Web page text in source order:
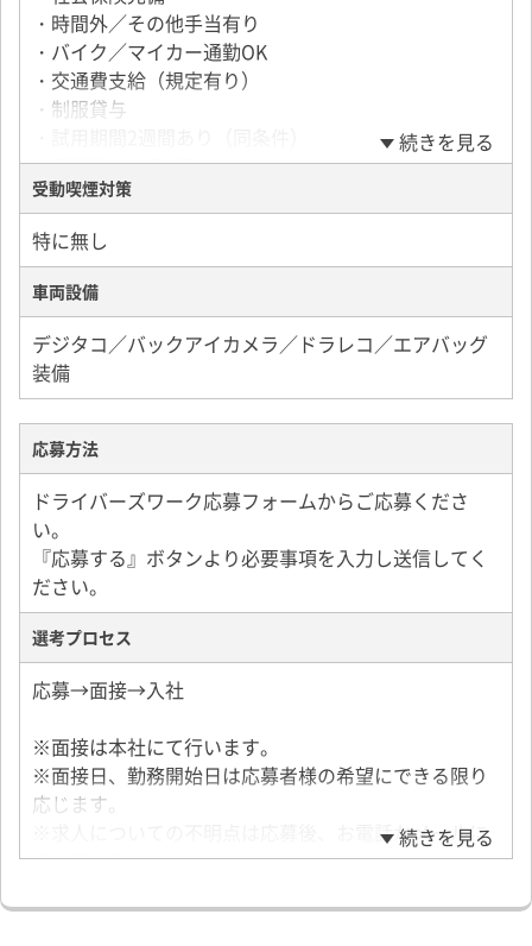
談ください。
・時間外／その他手当有り
・バイク／マイカー通勤OK
・交通費支給（規定有り）
・制服貸与
・職能手当（年4回）
・資格取得支援制度有
・契約社員・社員登用制度あり（能力・実績に応じ
る）
まずはアルバイトから始め、契約社員、正社員にな
る事も可能です。
・健康診断の一部または全額の会社補助あり
※独り立ちするまでしっかりサポート
★服装／髪型自由！会社規定なし
※一部荷主様の規定あり。
続きを見る
受動喫煙対策
特に無し
車両設備
デジタコ／バックアイカメラ／ドラレコ／エアバッグ
装備
応募方法
ドライバーズワーク応募フォームからご応募くださ
い。
『応募する』ボタンより必要事項を入力し送信してく
ださい。
選考プロセス
応募→面接→入社
※面接は本社にて行います。
※面接日、勤務開始日は応募者様の希望にできる限り
応じます。
※求人についての不明点は応募後、お電話かメールに
てお問い合わせください。
続きを見る